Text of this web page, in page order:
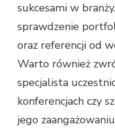
sukcesami w
sprawdzenie
oraz referencji od
Warto również
specjalista
konferencjach czy
jego